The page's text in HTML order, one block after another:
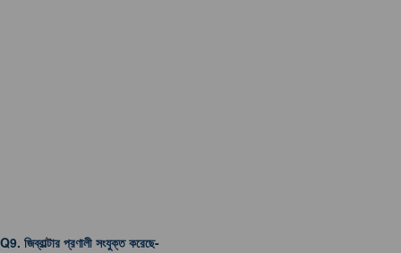
Q9. জিব্রাল্টার প্রণালী সংযুক্ত করেছে-